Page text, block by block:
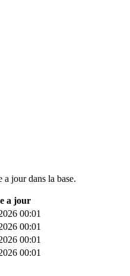
a jour dans la base.
a jour
00:01
00:01
00:01
00:01